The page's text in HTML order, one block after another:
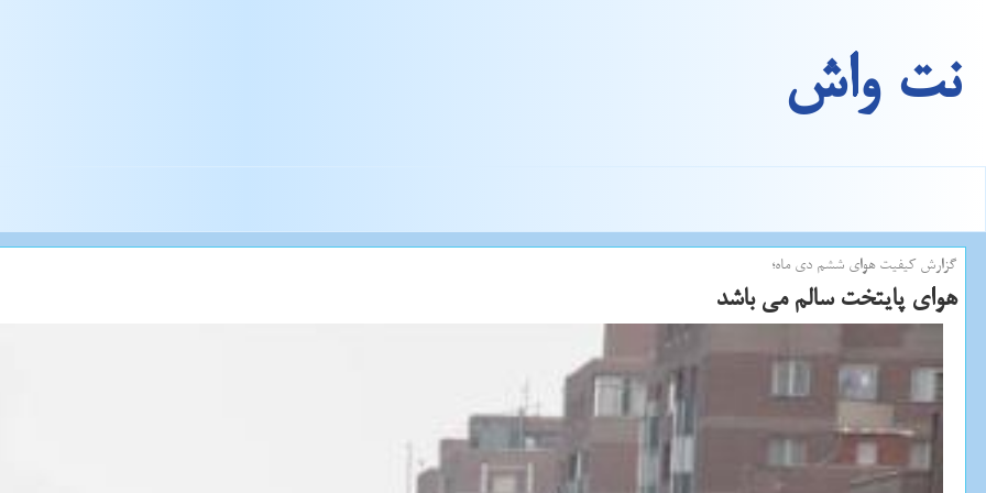
نت واش
گزارش كیفیت هوای ششم دی ماه؛
هوای پایتخت سالم می باشد